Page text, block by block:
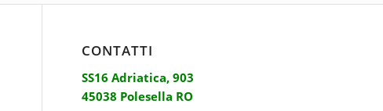
CONTATTI
SS16 Adriatica, 903
45038 Polesella RO